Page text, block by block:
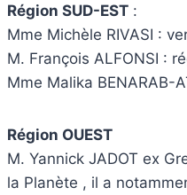
Région SUD-EST :
Mme Michèle RIVASI :
M. François ALFONSI :
Mme Malika BENARAB-
Région OUEST
M. Yannick JADOT ex
la Planète , il a